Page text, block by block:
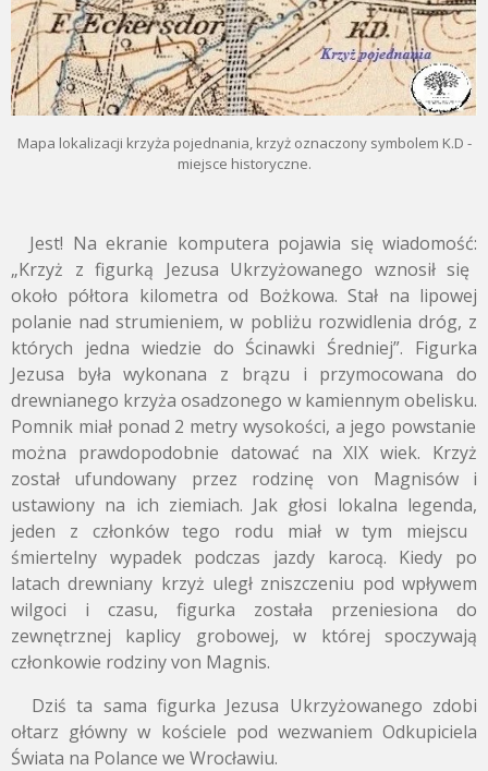
Mapa lokalizacji krzyża pojednania, krzyż oznaczony symbolem K.D -
miejsce historyczne.
Jest! Na ekranie komputera pojawia się wiadomość:
„Krzyż z figurką Jezusa Ukrzyżowanego wznosił się
około półtora kilometra od Bożkowa. Stał na lipowej
polanie nad strumieniem, w pobliżu rozwidlenia dróg, z
których jedna wiedzie do Ścinawki Średniej”. Figurka
Jezusa była wykonana z brązu i przymocowana do
drewnianego krzyża osadzonego w kamiennym obelisku.
Pomnik miał ponad 2 metry wysokości, a jego powstanie
można prawdopodobnie datować na XIX wiek. Krzyż
został ufundowany przez rodzinę von Magnisów i
ustawiony na ich ziemiach. Jak głosi lokalna legenda,
jeden z członków tego rodu miał w tym miejscu
śmiertelny wypadek podczas jazdy karocą. Kiedy po
latach drewniany krzyż uległ zniszczeniu pod wpływem
wilgoci i czasu, figurka została przeniesiona do
zewnętrznej kaplicy grobowej, w której spoczywają
członkowie rodziny von Magnis.
Dziś ta sama figurka Jezusa Ukrzyżowanego zdobi
ołtarz główny w kościele pod wezwaniem Odkupiciela
Świata na Polance we Wrocławiu.